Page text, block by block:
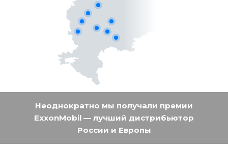
Неоднократно мы получали премии
ExxonMobil — лучший дистрибьютор
России и Европы